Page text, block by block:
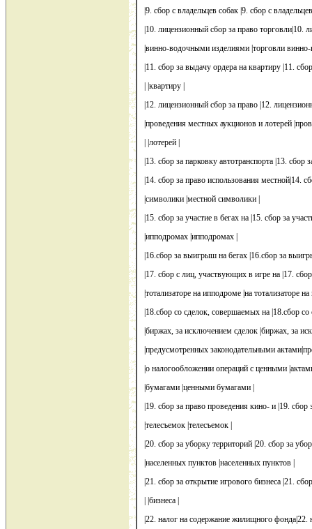
|9. сбор с владельцев собак |9. сбор с
|10. лицензионный сбор за право торговли|10.
|винно-водочными изделиями |торговли
|11. сбор за выдачу ордера на квартиру |11.
| |квартиру |
|12. лицензионный сбор за право |12.
|проведения местных аукционов и лотерей
| |лотерей |
|13. сбор за парковку автотранспорта |13. сбор
|14. сбор за право использования местной|14.
|символики |местной символики |
|15. сбор за участие в бегах на |15. сбор за
|ипподромах |ипподромах |
|16.сбор за выигрыш на бегах |16.сбор за
|17. сбор с лиц, участвующих в игре на |17.
|тотализаторе на ипподроме |на тотализаторе
|18.сбор со сделок, совершаемых на |18.сбор
|биржах, за исключением сделок |биржах, за
|предусмотренных законодательными
|о налогообложении операций с ценными
|бумагами |ценными бумагами |
|19. сбор за право проведения кино- и |19.
|телесъемок |телесъемок |
|20. сбор за уборку территорий |20. сбор за
|населенных пунктов |населенных пунктов |
|21. сбор за открытие игрового бизнеса |21.
| |бизнеса |
|22. налог на содержание жилищного